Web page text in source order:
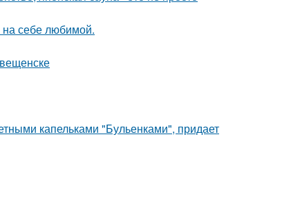
себе любимой.
капельками "Бульенками", придает